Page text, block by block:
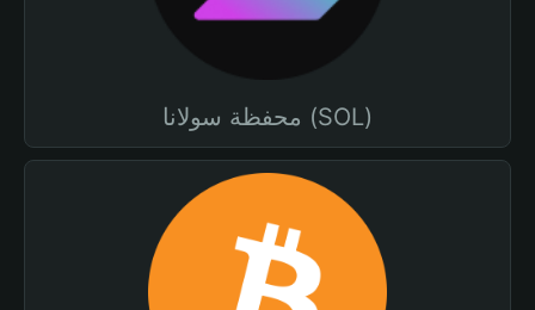
محفظة سولانا (SOL)